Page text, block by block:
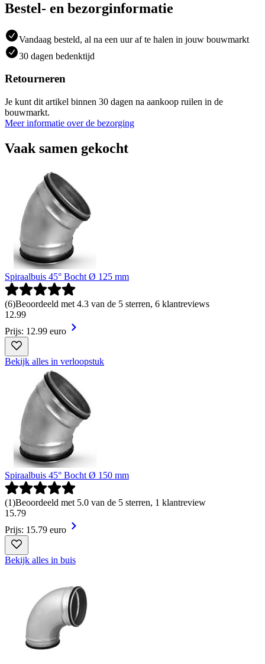
Bestel- en bezorginformatie
Vandaag besteld, al na een uur af te halen in jouw bouwmarkt
30 dagen bedenktijd
Retourneren
Je kunt dit artikel binnen 30 dagen na aankoop ruilen in de
bouwmarkt.
Meer informatie over de bezorging
Vaak samen gekocht
Spiraalbuis 45° Bocht Ø 125 mm
(6)Beoordeeld met 4.3 van de 5 sterren, 6 klantreviews
12.99
Prijs: 12.99 euro
Bekijk alles in verloopstuk
Spiraalbuis 45° Bocht Ø 150 mm
(1)Beoordeeld met 5.0 van de 5 sterren, 1 klantreview
15.79
Prijs: 15.79 euro
Bekijk alles in buis